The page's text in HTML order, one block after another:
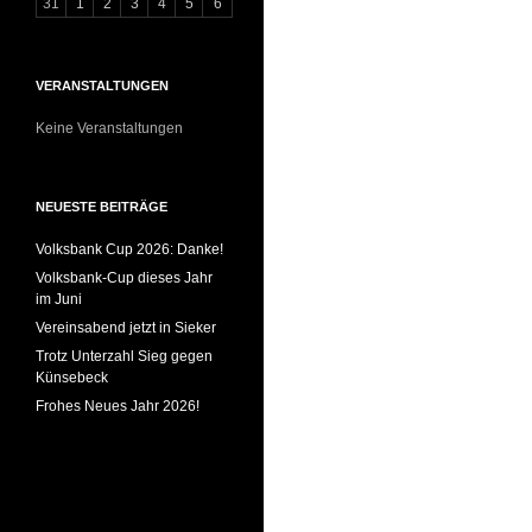
VERANSTALTUNGEN
Keine Veranstaltungen
NEUESTE BEITRÄGE
Volksbank Cup 2026: Danke!
Volksbank-Cup dieses Jahr
im Juni
Vereinsabend jetzt in Sieker
Trotz Unterzahl Sieg gegen
Künsebeck
Frohes Neues Jahr 2026!